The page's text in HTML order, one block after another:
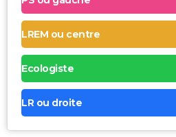
LREM ou centre
Ecologiste
LR ou droite